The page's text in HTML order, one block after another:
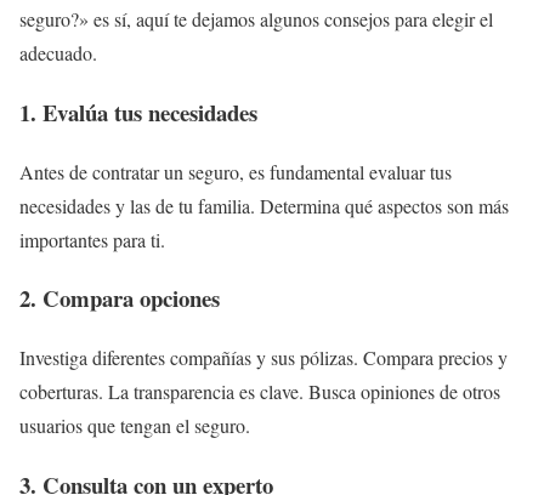
seguro?» es sí, aquí te dejamos algunos consejos para elegir el
adecuado.
1. Evalúa tus necesidades
Antes de contratar un seguro, es fundamental evaluar tus
necesidades y las de tu familia. Determina qué aspectos son más
importantes para ti.
2. Compara opciones
Investiga diferentes compañías y sus pólizas. Compara precios y
coberturas. La transparencia es clave. Busca opiniones de otros
usuarios que tengan el seguro.
3. Consulta con un experto